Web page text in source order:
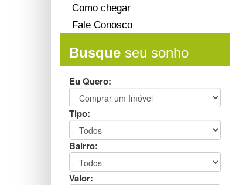
Como chegar
Fale Conosco
Busque seu sonho
Eu Quero:
Tipo:
Bairro:
Valor: